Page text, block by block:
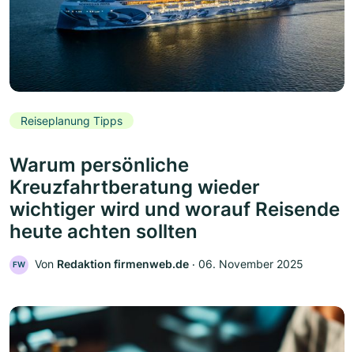
Reiseplanung Tipps
Warum persönliche
Kreuzfahrtberatung wieder
wichtiger wird und worauf Reisende
heute achten sollten
FW Von Redaktion firmenweb.de ‧ 06. November 2025